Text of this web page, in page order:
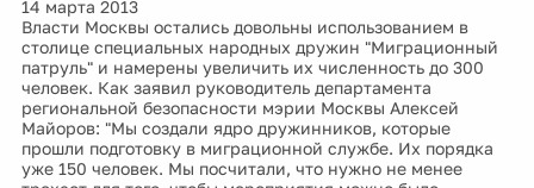
14 марта 2013
Власти Москвы остались довольны использованием в
столице специальных народных дружин "Миграционный
патруль" и намерены увеличить их численность до 300
человек. Как заявил руководитель департамента
региональной безопасности мэрии Москвы Алексей
Майоров: "Мы создали ядро дружинников, которые
прошли подготовку в миграционной службе. Их порядка
уже 150 человек. Мы посчитали, что нужно не менее